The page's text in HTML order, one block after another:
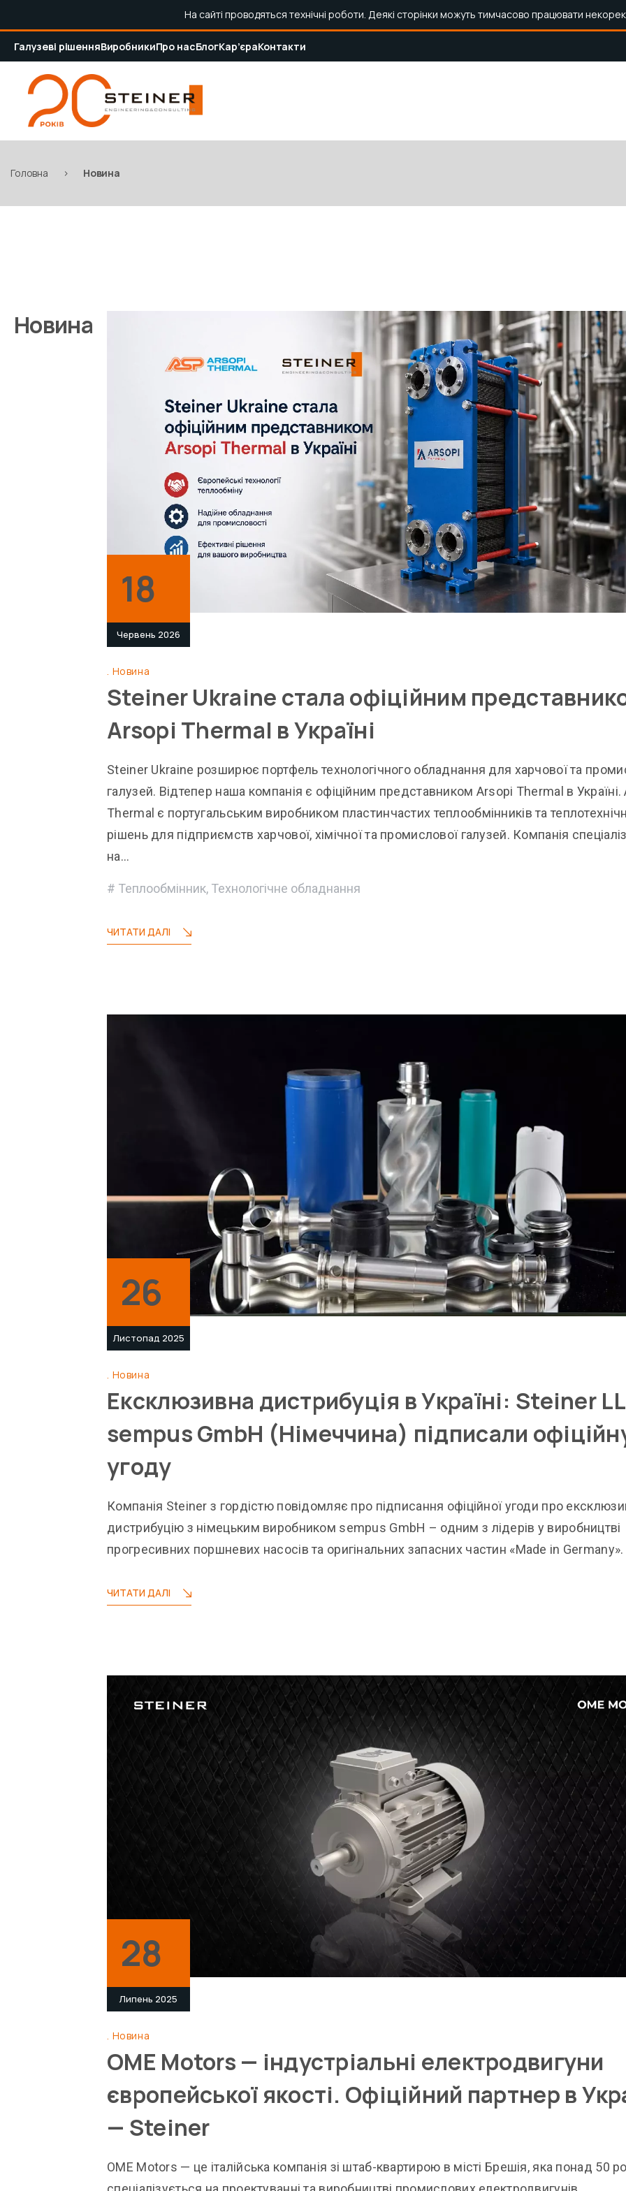
На сайті проводяться технічні роботи. Деякі сторінки можуть тимчасово працювати
Галузеві рішенняВиробникиПро насБлогКар’єраКонтакти
Головна > Новина
Новина
18
Червень 2026
Новина
Steiner Ukraine стала офіційним
Arsopi Thermal в Україні
Steiner Ukraine розширює портфель технологічного обладнання для харчової та
галузей. Відтепер наша компанія є офіційним представником Arsopi Thermal в Україні.
Thermal є португальським виробником пластинчастих теплообмінників та
рішень для підприємств харчової, хімічної та промислової галузей. Компанія
на…
Теплообмінник, Технологічне обладнання
ЧИТАТИ ДАЛІ
26
Листопад 2025
Новина
Ексклюзивна дистрибуція в Україні: Steiner
sempus GmbH (Німеччина) підписали
угоду
Компанія Steiner з гордістю повідомляє про підписання офіційної угоди про
дистрибуцію з німецьким виробником sempus GmbH – одним з лідерів у виробництві
прогресивних поршневих насосів та оригінальних запасних частин «Made in Germany».
ЧИТАТИ ДАЛІ
28
Липень 2025
Новина
OME Motors — індустріальні електродвигуни
європейської якості. Офіційний партнер в
— Steiner
OME Motors — це італійська компанія зі штаб-квартирою в місті Брешія, яка понад 50